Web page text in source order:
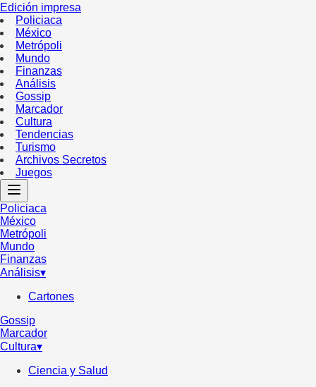
Edición impresa
Policiaca
México
Metrópoli
Mundo
Finanzas
Análisis
Gossip
Marcador
Cultura
Tendencias
Turismo
Archivos Secretos
Juegos
Policiaca
México
Metrópoli
Mundo
Finanzas
Análisis▾
Cartones
Gossip
Marcador
Cultura▾
Ciencia y Salud